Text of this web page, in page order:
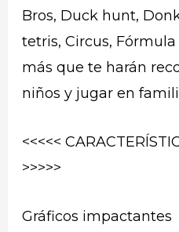
Bros, Duck hunt,
tetris, Circus,
más que te harán
niños y jugar en
<<<<<
>>>>>
Gráficos impactantes